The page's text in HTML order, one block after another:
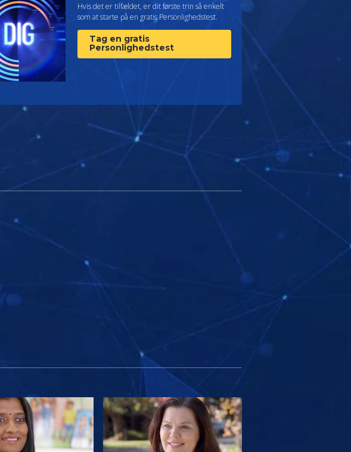
Hvis det er tilfældet, er dit første trin så enkelt
som at starte på en gratis Personlighedstest.
Tag en gratis
Personlighedstest